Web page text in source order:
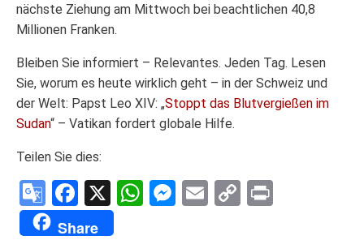
nächste Ziehung am Mittwoch bei beachtlichen 40,8
Millionen Franken.
Bleiben Sie informiert – Relevantes. Jeden Tag. Lesen
Sie, worum es heute wirklich geht – in der Schweiz und
der Welt: Papst Leo XIV: „Stoppt das Blutvergießen im
Sudan“ – Vatikan fordert globale Hilfe.
Teilen Sie dies:
Google
Translate
Facebook
X WhatsApp
Messenger
Email
Copy
Share